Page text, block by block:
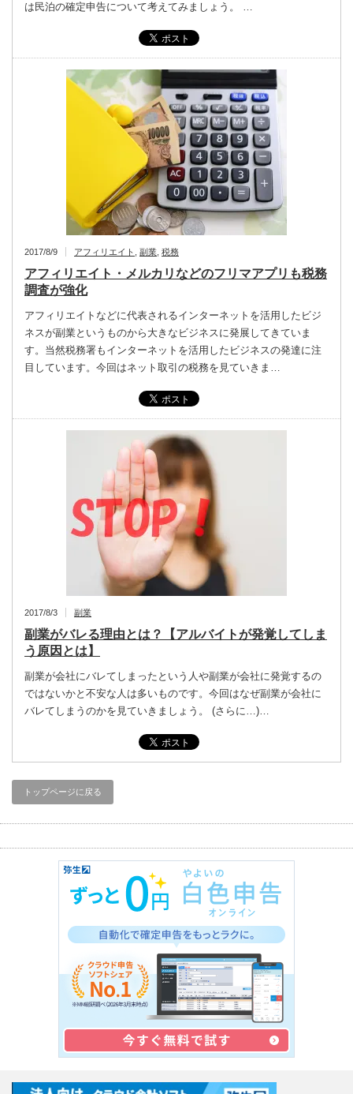
は民泊の確定申告について考えてみましょう。 …
2017/8/9 アフィリエイト 副業 税務
アフィリエイト・メルカリなどのフリマアプリも税務
調査が強化
アフィリエイトなどに代表されるインターネットを活用したビジ
ネスが副業というものから大きなビジネスに発展してきていま
す。当然税務署もインターネットを活用したビジネスの発達に注
目しています。今回はネット取引の税務を見ていきま…
2017/8/3 副業
副業がバレる理由とは？【アルバイトが発覚してしま
う原因とは】
副業が会社にバレてしまったという人や副業が会社に発覚するの
ではないかと不安な人は多いものです。今回はなぜ副業が会社に
バレてしまうのかを見ていきましょう。 (さらに…)…
トップページに戻る